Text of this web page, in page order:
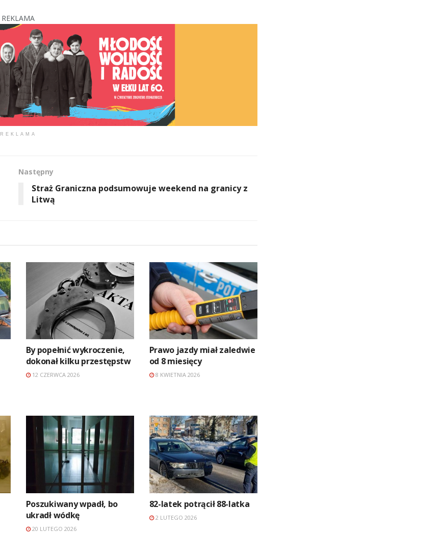
REKLAMA
REKLAMA
Następny
Straż Graniczna podsumowuje weekend na granicy z
Litwą
By popełnić wykroczenie,
dokonał kilku przestępstw
12 CZERWCA 2026
Prawo jazdy miał zaledwie
od 8 miesięcy
8 KWIETNIA 2026
Poszukiwany wpadł, bo
ukradł wódkę
20 LUTEGO 2026
82-latek potrącił 88-latka
2 LUTEGO 2026